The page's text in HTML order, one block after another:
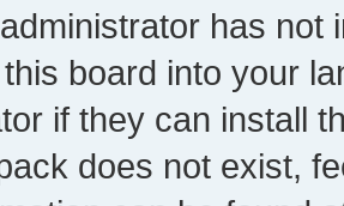
has not
board into your
if they can install
does not exist,